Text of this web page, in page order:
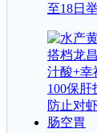
至18日